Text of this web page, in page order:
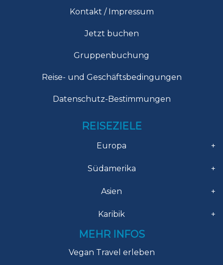
Kontakt / Impressum
Jetzt buchen
Gruppenbuchung
Reise- und Geschäftsbedingungen
Datenschutz-Bestimmungen
REISEZIELE
Europa +
Südamerika +
Asien +
Karibik +
MEHR INFOS
Vegan Travel erleben